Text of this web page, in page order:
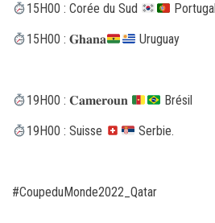
15H00 : Corée du Sud
Portugal
15H00 : 𝐆𝐡𝐚𝐧𝐚
Uruguay
19H00 : 𝐂𝐚𝐦𝐞𝐫𝐨𝐮𝐧
Brésil
19H00 : Suisse
Serbie.
#CoupeduMonde2022_Qatar